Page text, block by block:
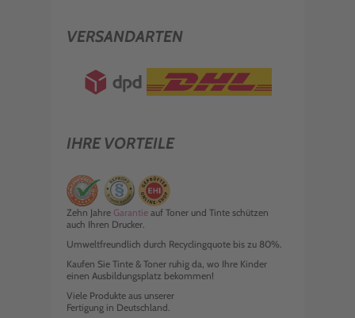
VERSANDARTEN
IHRE VORTEILE
Zehn Jahre Garantie auf Toner und Tinte schützen
auch Ihren Drucker.
Umweltfreundlich durch Recyclingquote bis zu 80%.
Kaufen Sie Tinte & Toner ruhig da, wo Ihre Kinder
einen Ausbildungsplatz bekommen!
Viele Produkte aus unserer
Fertigung in Deutschland.